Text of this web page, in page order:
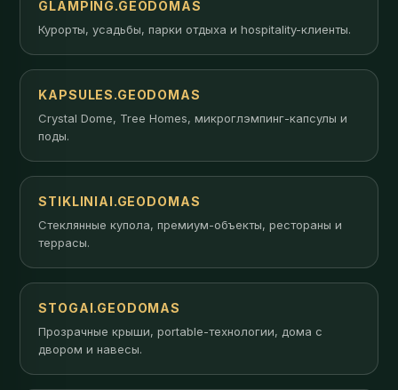
GLAMPING.GEODOMAS
Курорты, усадьбы, парки отдыха и hospitality-клиенты.
KAPSULES.GEODOMAS
Crystal Dome, Tree Homes, микроглэмпинг-капсулы и
поды.
STIKLINIAI.GEODOMAS
Стеклянные купола, премиум-объекты, рестораны и
террасы.
STOGAI.GEODOMAS
Прозрачные крыши, portable-технологии, дома с
двором и навесы.